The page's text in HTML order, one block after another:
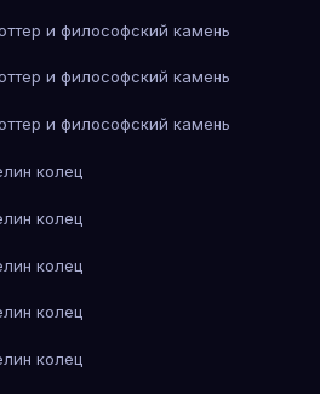
и философский камень
и философский камень
и философский камень
колец
колец
колец
колец
колец